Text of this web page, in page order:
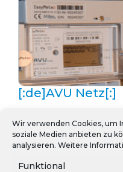
Wir verwenden Cookies, um
soziale Medien anbieten zu
analysieren. Weitere
Funktional
[:de]AVU Netz[:]